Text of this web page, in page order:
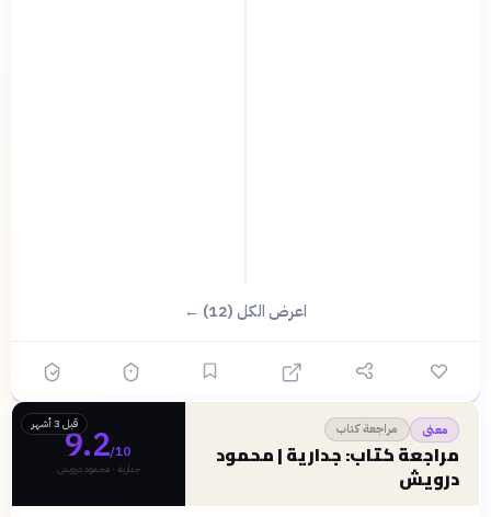
اعرض الكل (12) ←
معنى مراجعة كتاب
مراجعة كتاب: جدارية | محمود
درويش
قبل 3 أشهر
9.2/10
جدارية · محمود درويش